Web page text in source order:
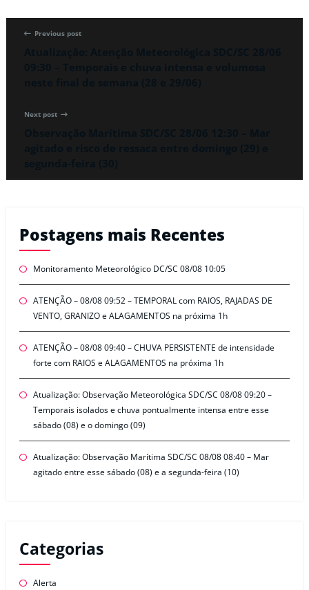
Previous post
Next post
Postagens mais Recentes
Monitoramento Meteorológico DC/SC 08/08 10:05
ATENÇÃO – 08/08 09:52 – TEMPORAL com RAIOS, RAJADAS DE
VENTO, GRANIZO e ALAGAMENTOS na próxima 1h
ATENÇÃO – 08/08 09:40 – CHUVA PERSISTENTE de intensidade
forte com RAIOS e ALAGAMENTOS na próxima 1h
Atualização: Observação Meteorológica SDC/SC 08/08 09:20 –
Temporais isolados e chuva pontualmente intensa entre esse
sábado (08) e o domingo (09)
Atualização: Observação Marítima SDC/SC 08/08 08:40 – Mar
agitado entre esse sábado (08) e a segunda-feira (10)
Categorias
Alerta